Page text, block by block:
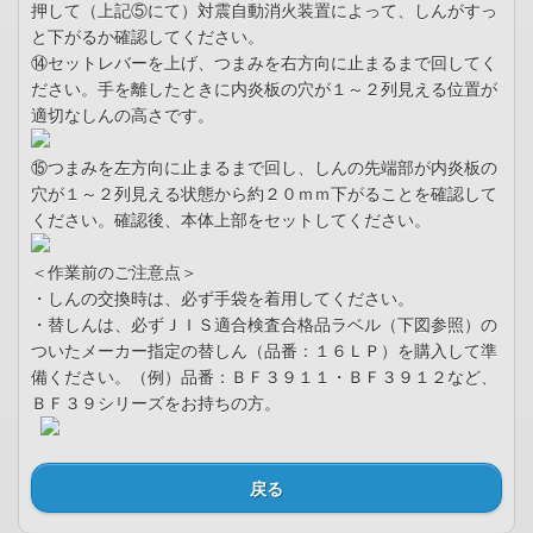
押して（上記⑤にて）対震自動消火装置によって、しんがすっ
と下がるか確認してください。
⑭セットレバーを上げ、つまみを右方向に止まるまで回してく
ださい。手を離したときに内炎板の穴が１～２列見える位置が
適切なしんの高さです。
⑮つまみを左方向に止まるまで回し、しんの先端部が内炎板の
穴が１～２列見える状態から約２０ｍｍ下がることを確認して
ください。確認後、本体上部をセットしてください。
＜作業前のご注意点＞
・しんの交換時は、必ず手袋を着用してください。
・替しんは、必ずＪＩＳ適合検査合格品ラベル（下図参照）の
ついたメーカー指定の替しん（品番：１６ＬＰ）を購入して準
備ください。（例）品番：ＢＦ３９１１・ＢＦ３９１２など、
ＢＦ３９シリーズをお持ちの方。
戻る